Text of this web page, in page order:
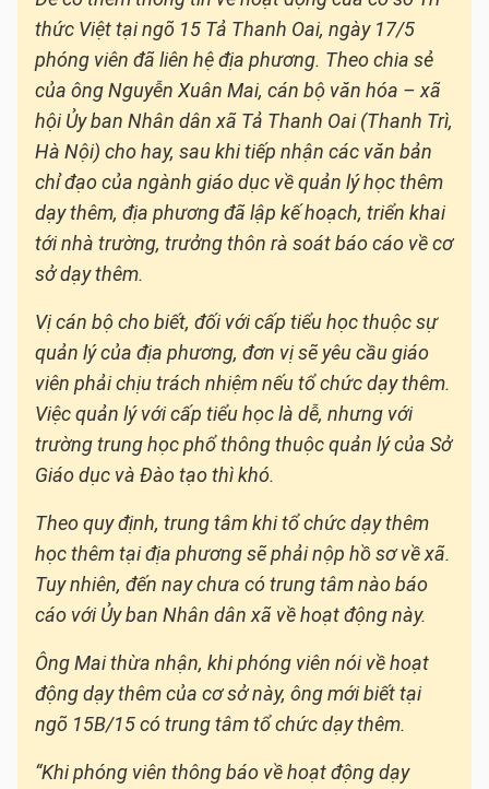
thức Việt tại ngõ 15 Tả Thanh Oai, ngày 17/5
phóng viên đã liên hệ địa phương. Theo chia sẻ
của ông Nguyễn Xuân Mai, cán bộ văn hóa – xã
hội Ủy ban Nhân dân xã Tả Thanh Oai (Thanh Trì,
Hà Nội) cho hay, sau khi tiếp nhận các văn bản
chỉ đạo của ngành giáo dục về quản lý học thêm
dạy thêm, địa phương đã lập kế hoạch, triển khai
tới nhà trường, trưởng thôn rà soát báo cáo về cơ
sở dạy thêm.
Vị cán bộ cho biết, đối với cấp tiểu học thuộc sự
quản lý của địa phương, đơn vị sẽ yêu cầu giáo
viên phải chịu trách nhiệm nếu tổ chức dạy thêm.
Việc quản lý với cấp tiểu học là dễ, nhưng với
trường trung học phổ thông thuộc quản lý của Sở
Giáo dục và Đào tạo thì khó.
Theo quy định, trung tâm khi tổ chức dạy thêm
học thêm tại địa phương sẽ phải nộp hồ sơ về xã.
Tuy nhiên, đến nay chưa có trung tâm nào báo
cáo với Ủy ban Nhân dân xã về hoạt động này.
Ông Mai thừa nhận, khi phóng viên nói về hoạt
động dạy thêm của cơ sở này, ông mới biết tại
ngõ 15B/15 có trung tâm tổ chức dạy thêm.
“Khi phóng viên thông báo về hoạt động dạy